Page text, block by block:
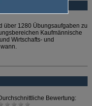
über 1280 Übungsaufgaben zu
Kaufmännische
Wirtschafts- und